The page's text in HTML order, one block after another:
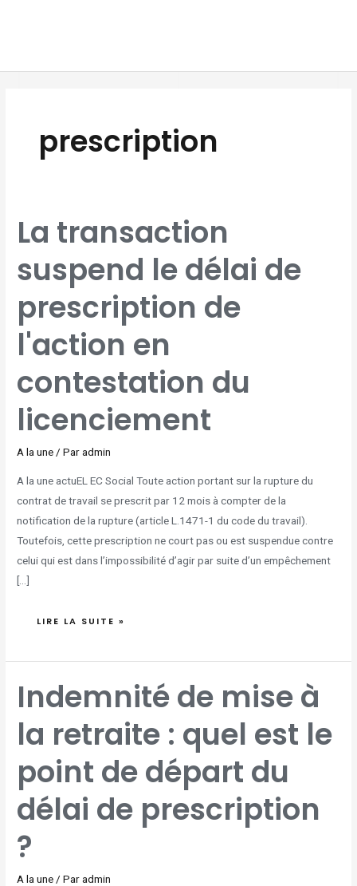
prescription
La transaction
suspend le délai de
prescription de
l'action en
contestation du
licenciement
A la une/ Paradmin
A la une actuEL EC Social Toute action portant sur la rupture du
contrat de travail se prescrit par 12 mois à compter de la
notification de la rupture (article L.1471-1 du code du travail).
Toutefois, cette prescription ne court pas ou est suspendue contre
celui qui est dans l’impossibilité d’agir par suite d’un empêchement
[…]
TRANSACTION
SUSPEND
LE
PRESCRIPTION
DE
L'ACTION
CONTESTATION
DU
LICENCIEMENT
LIRE LA SUITE »
Indemnité de mise à
la retraite : quel est le
point de départ du
délai de prescription
?
A la une / Paradmin
DE
MISE
À
:
QUEL
EST
POINT
DE
DÉPART
DU
DE
PRESCRIPTION
?